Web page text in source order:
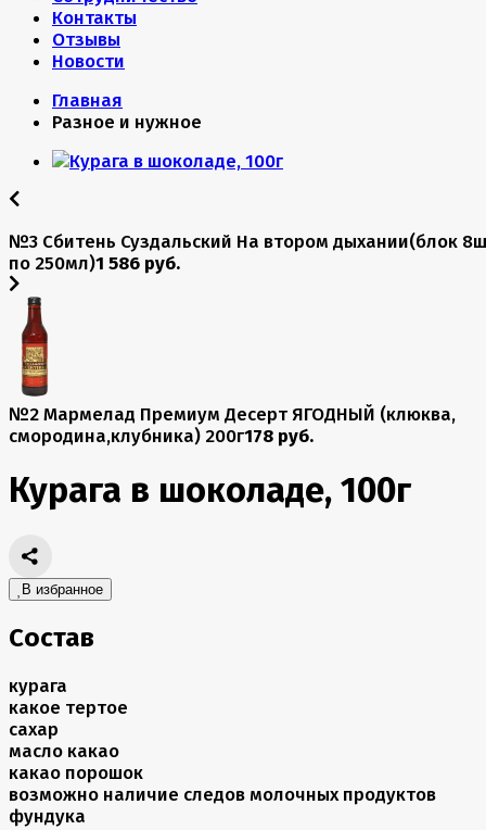
Контакты
Отзывы
Новости
Главная
Разное и нужное
№3 Сбитень Суздальский На втором дыхании(блок
по 250мл)1 586 руб.
№2 Мармелад Премиум Десерт ЯГОДНЫЙ (клюква,
смородина,клубника) 200г178 руб.
Курага в шоколаде, 100г
В избранное
Состав
курага
какое тертое
сахар
масло какао
какао порошок
возможно наличие следов молочных продуктов
фундука